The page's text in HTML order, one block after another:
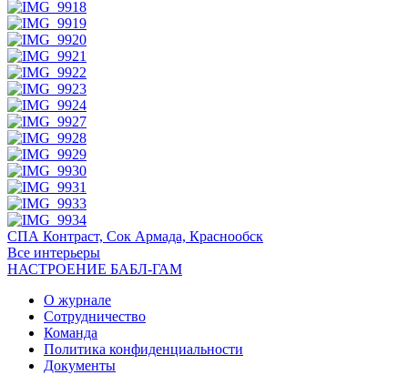
СПА Контраст, Сок Армада, Краснообск
Все интерьеры
НАСТРОЕНИЕ БАБЛ-ГАМ
О журнале
Сотрудничество
Команда
Политика конфиденциальности
Документы